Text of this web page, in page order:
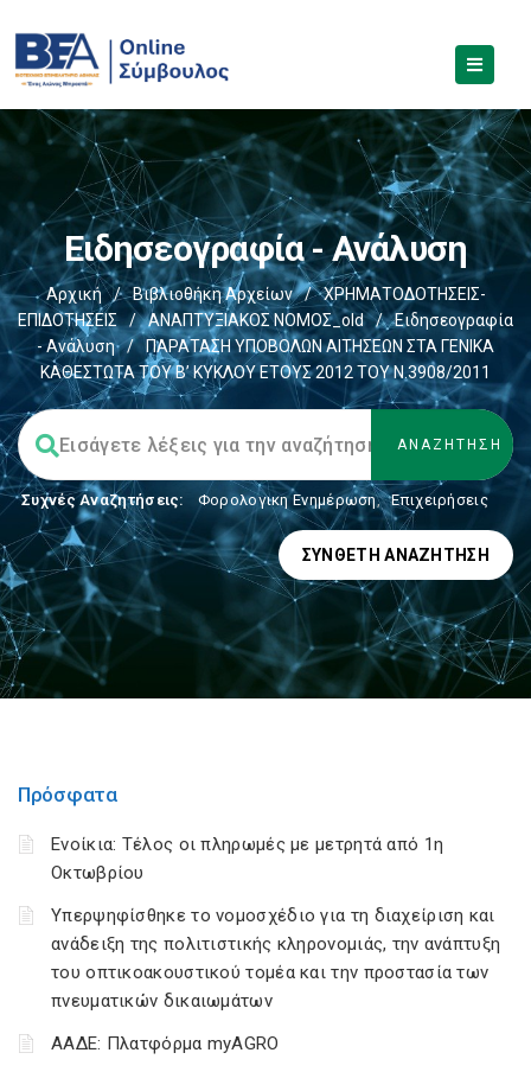
Ειδησεογραφία - Ανάλυση
Αρχική / Βιβλιοθήκη Αρχείων /
ΧΡΗΜΑΤΟΔΟΤΗΣΕΙΣ-
ΕΠΙΔΟΤΗΣΕΙΣ
/ ΑΝΑΠΤΥΞΙΑΚΟΣ ΝΟΜΟΣ_old /
Ειδησεογραφία
- Ανάλυση
/
ΠΑΡΑΤΑΣΗ ΥΠΟΒΟΛΩΝ ΑΙΤΗΣΕΩΝ ΣΤΑ ΓΕΝΙΚΑ
ΚΑΘΕΣΤΩΤΑ ΤΟΥ Β’ ΚΥΚΛΟΥ ΕΤΟΥΣ 2012 ΤΟΥ Ν.3908/2011
Συχνές Αναζητήσεις: Φορολογικη Ενημέρωση, Επιχειρήσεις
ΣΎΝΘΕΤΗ ΑΝΑΖΉΤΗΣΗ
Πρόσφατα
Ενοίκια: Τέλος οι πληρωμές με μετρητά από 1η
Οκτωβρίου
Υπερψηφίσθηκε το νομοσχέδιο για τη διαχείριση και
ανάδειξη της πολιτιστικής κληρονομιάς, την ανάπτυξη
του οπτικοακουστικού τομέα και την προστασία των
πνευματικών δικαιωμάτων
ΑΑΔΕ: Πλατφόρμα myAGRO